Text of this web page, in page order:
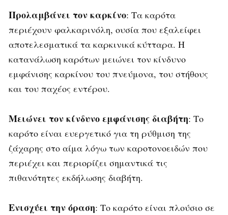
Προλαμβάνει τον καρκίνο: Τα καρότα
περιέχουν φαλκαρινόλη, ουσία που εξαλείφει
αποτελεσματικά τα καρκινικά κύτταρα. Η
κατανάλωση καρότων μειώνει τον κίνδυνο
εμφάνισης καρκίνου του πνεύμονα, του στήθους
και του παχέος εντέρου.
Μειώνει τον κίνδυνο εμφάνισης διαβήτη: Το
καρότο είναι ευεργετικό για τη ρύθμιση της
ζάχαρης στο αίμα λόγω των καροτονοειδών που
περιέχει και περιορίζει σημαντικά τις
πιθανότητες εκδήλωσης διαβήτη.
Ενισχύει την όραση: Το καρότο είναι πλούσιο σε